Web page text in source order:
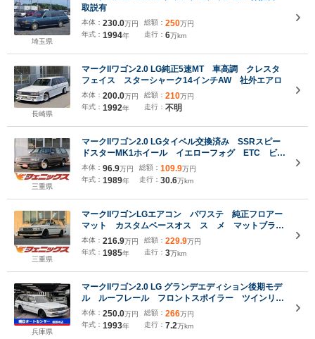
埼玉県
取説有
本体： 230.0万円
年式： 1994年
総額： 250万円
走行： 6万km
長崎県
マークIIワゴン2.0 LG純正5速MT 車高調 クレスタ
フェイス スターシャーク14インチAW 社外エアロ
本体： 200.0万円
年式： 1992年
総額： 210万円
走行： 不明
三重県
マークIIワゴン2.0 LGタイベル交換済み SSRスピー
ドスターMK1ホイール イエローフォグ ETC ビレ
ットグリル クリアマーカー キーレス Bluetooth
オーディオ ムーンアイズダッシュマット
本体： 96.9万円
年式： 1989年
総額： 109.9万円
走行： 30.6万km
三重県
マークIIワゴンLGエアコン パワステ 純正フロアー
マット カスタムベースオス ス メ マットブラッ
クバンパー 1G-EUエンジン直列6気筒 初期モデル
RSワタナベエイトスポークアルミ 走行30109km走
行30000KM ワタナベアルミ
本体： 216.9万円
年式： 1985年
総額： 229.9万円
走行： 3万km
兵庫県
マークIIワゴン2.0 LG グランデエディション後期モデ
ル ルーフレール フロントスポイラー ツインリア
ワイパー オリジナル塗装 エアコン新ガス モケッ
トシート オートライト ウッドステアリング 修復
歴なし 禁煙車
本体： 250.0万円
年式： 1993年
総額： 266万円
走行： 7.2万km